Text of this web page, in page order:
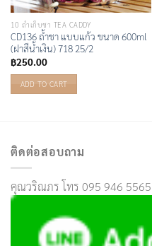
10 ถ้ำเก็บชา TEA CADDY
CD136 ถ้ำชา แบบแก้ว ขนาด 600ml
(ฝาสีน้ำเงิน) 718 25/2
฿250.00
ADD TO CART
ติดต่อสอบถาม
คุณวริณภร โทร 095 946 5565